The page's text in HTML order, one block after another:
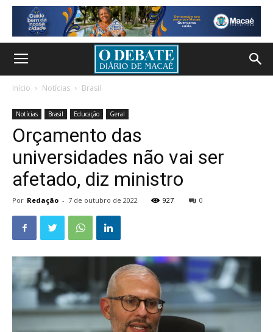
Início Notícias Brasil
Notícias Brasil Educação Geral
Orçamento das
universidades não vai ser
afetado, diz ministro
Por Redação - 7 de outubro de 2022 927 0